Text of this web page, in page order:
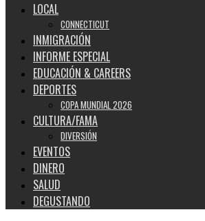
LOCAL
CONNECTICUT
INMIGRACIÓN
INFORME ESPECIAL
EDUCACIÓN & CAREERS
DEPORTES
COPA MUNDIAL 2026
CULTURA/FAMA
DIVERSIÓN
EVENTOS
DINERO
SALUD
DEGUSTANDO